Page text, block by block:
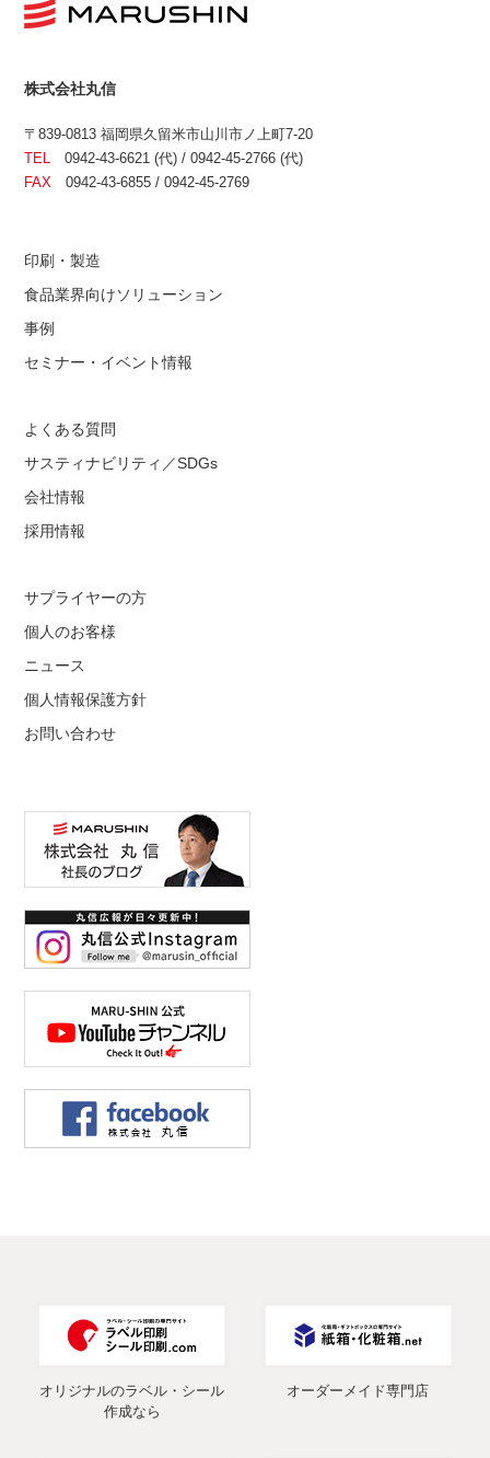
株式会社丸信
〒839-0813 福岡県久留米市山川市ノ上町7-20
TEL 0942-43-6621 (代) / 0942-45-2766 (代)
FAX 0942-43-6855 / 0942-45-2769
印刷・製造
食品業界向けソリューション
事例
セミナー・イベント情報
よくある質問
サスティナビリティ／SDGs
会社情報
採用情報
サプライヤーの方
個人のお客様
ニュース
個人情報保護方針
お問い合わせ
オリジナルのラベル・シール
作成なら
オーダーメイド専門店